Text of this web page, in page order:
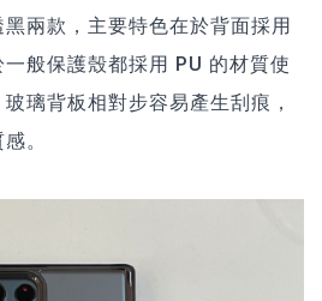
兩款，主要特色在於背面採用
般保護殼都採用 PU 的材質使
璃背板相對步容易產生刮痕，
。